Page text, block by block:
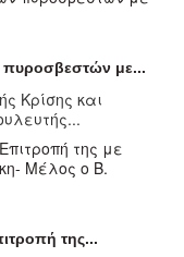
με...
Κρίσης και
της...